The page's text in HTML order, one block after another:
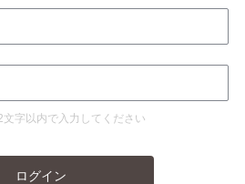
字以内で入力してください
ログイン